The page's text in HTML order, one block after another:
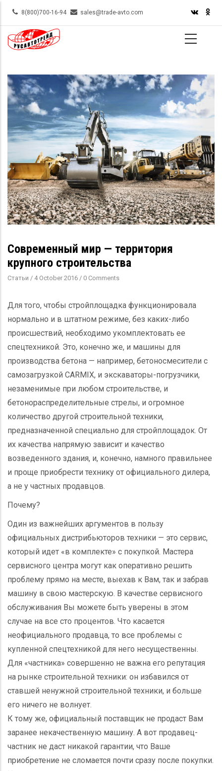
Skip
main
content
8(800)700-16-94 sales@trade-avto.com
Современный мир — территория
крупного строительства
Статьи / 4 October 2016 / 0 Comments
Для того, чтобы стройплощадка функционировала
нормально и в штатном режиме, без каких-либо
происшествий, необходимо укомплектовать ее
спецтехникой. Это, конечно же, и машины для
производства бетона — например, бетоносмесители с
самозагрузкой CARMIX, и экскаваторы-погрузчики,
незаменимые при любом строительстве, и
бетонораспределительные стрелы, и огромное
количество другой строительной техники,
предназначенной специально для стройплощадок. От
их качества напрямую зависит и качество
возведенного здания, и, конечно, намного правильнее
и проще приобрести технику от официального дилера,
а не у частных продавцов.
Почему?
Один из важнейших аргументов в пользу
официальных дистрибьюторов техники — это сервис,
который идет «в комплекте» с покупкой. Мастера
сервисного центра могут как оперативно решить
проблему прямо на месте, выехав к Вам, так и забрав
машину в свою мастерскую. В качестве сервисного
обслуживания Вы можете быть уверены в этом
случае на все сто процентов. Что касается
неофициального продавца, то все проблемы с
купленной спецтехникой для него несущественны.
Для «частника» совершенно не важна его репутация
на рынке строительной техники: он избавился от
ставшей ненужной строительной техники, и больше
его ничего не волнует.
К тому же, официальный поставщик не продаст Вам
заранее некачественную машину. А вот продавец-
частник не даст никакой гарантии, что Ваше
приобретение не сломается почти сразу после покупки.